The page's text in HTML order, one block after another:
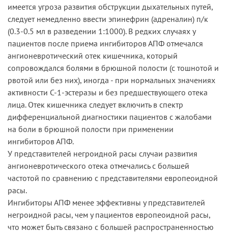
имеется угроза развития обструкции дыхательных путей,
следует немедленно ввести эпинефрин (адреналин) п/к
(0.3-0.5 мл в разведении 1:1000). В редких случаях у
пациентов после приема ингибиторов АПФ отмечался
ангионевротический отек кишечника, который
сопровождался болями в брюшной полости (с тошнотой и
рвотой или без них), иногда - при нормальных значениях
активности С-1-эстеразы и без предшествующего отека
лица. Отек кишечника следует включить в спектр
дифференциальной диагностики пациентов с жалобами
на боли в брюшной полости при применении
ингибиторов АПФ.
У представителей негроидной расы случаи развития
ангионевротического отека отмечались с большей
частотой по сравнению с представителями европеоидной
расы.
Ингибиторы АПФ менее эффективны у представителей
негроидной расы, чем у пациентов европеоидной расы,
что может быть связано с большей распространенностью